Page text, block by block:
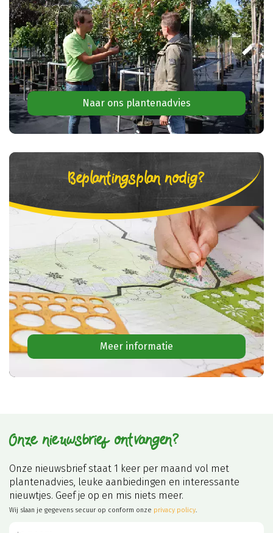
Naar ons plantenadvies
Beplantingsplan nodig?
Meer informatie
Onze nieuwsbrief ontvangen?
Onze nieuwsbrief staat 1 keer per maand vol met
plantenadvies, leuke aanbiedingen en interessante
nieuwtjes. Geef je op en mis niets meer.
Wij slaan je gegevens secuur op conform onze privacy policy.